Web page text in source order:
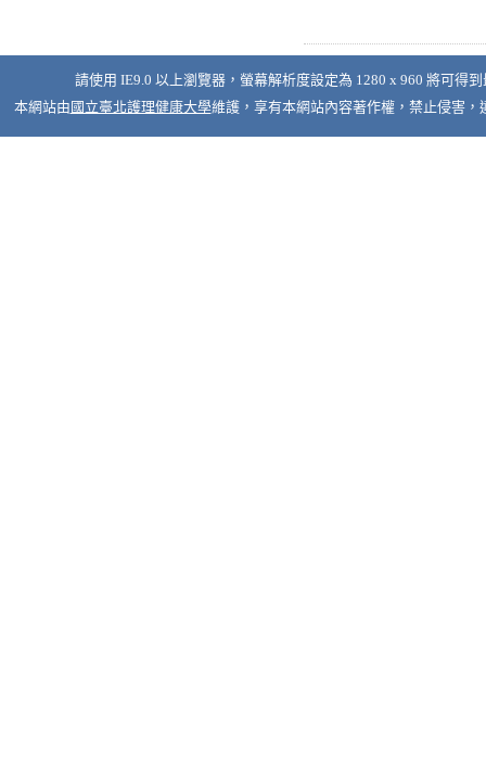
請使用 IE9.0 以上瀏覽器，螢幕解析度設定為 1280 x 960 將可得
本網站由 國立臺北護理健康大學維護，享有本網站內容著作權，禁止侵害，